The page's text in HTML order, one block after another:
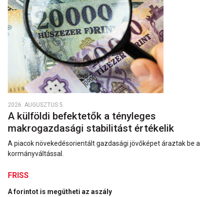
2026. AUGUSZTUS 5.
A külföldi befektetők a tényleges
makrogazdasági stabilitást értékelik
A piacok növekedésorientált gazdasági jövőképet áraztak be a
kormányváltással.
FRISS
A forintot is megütheti az aszály